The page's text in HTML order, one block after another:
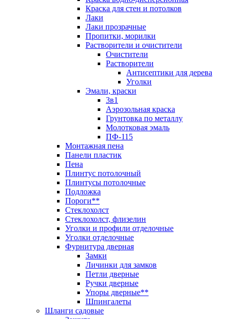
Краска для стен и потолков
Лаки
Лаки прозрачные
Пропитки, морилки
Растворители и очистители
Очистители
Растворители
Антисептики для дерева
Уголки
Эмали, краски
3в1
Аэрозольная краска
Грунтовка по металлу
Молотковая эмаль
ПФ-115
Монтажная пена
Панели пластик
Пена
Плинтус потолочный
Плинтусы потолочные
Подложка
Пороги**
Стеклохолст
Стеклохолст, флизелин
Уголки и профили отделочные
Уголки отделочные
Фурнитура дверная
Замки
Личинки для замков
Петли дверные
Ручки дверные
Упоры дверные**
Шпингалеты
Шланги садовые